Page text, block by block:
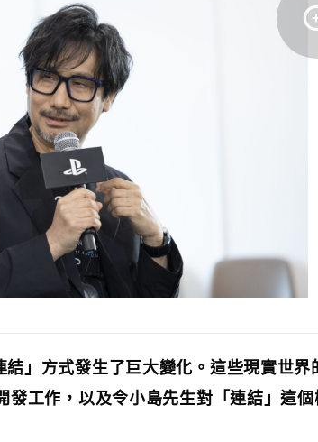
」方式發生了巨大變化。這些現實世界
工作，以及令小島先生對「連結」這